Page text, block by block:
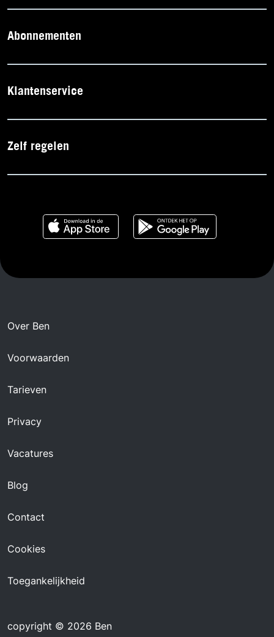
Abonnementen
Klantenservice
Zelf regelen
Over Ben
Voorwaarden
Tarieven
Privacy
Vacatures
Blog
Contact
Cookies
Toegankelijkheid
copyright © 2026 Ben